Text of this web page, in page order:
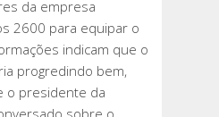
da empresa
2600 para equipar o
indicam que o
progredindo bem,
o presidente da
sobre o